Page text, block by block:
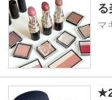
る
マ